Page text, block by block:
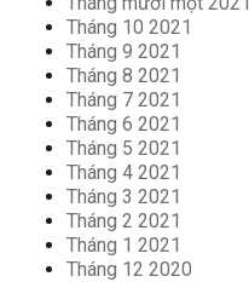
Tháng 10 2021
Tháng 9 2021
Tháng 8 2021
Tháng 7 2021
Tháng 6 2021
Tháng 5 2021
Tháng 4 2021
Tháng 3 2021
Tháng 2 2021
Tháng 1 2021
Tháng 12 2020